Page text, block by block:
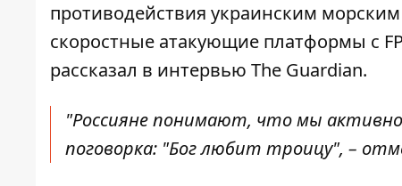
противодействия украинским
скоростные атакующие платформы с
рассказал в интервью The Guardian.
"Россияне понимают, что мы
поговорка: "Бог любит троицу", –